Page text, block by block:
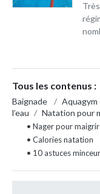
Tous les contenus :
Baignade /
l’eau / Natation pour
• Nager pour maigrir
• Calories natation
• 10 astuces minceur